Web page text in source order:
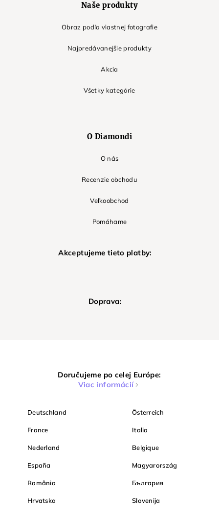
Naše produkty
Obraz podľa vlastnej fotografie
Najpredávanejšie produkty
Akcia
Všetky kategórie
O Diamondi
O nás
Recenzie obchodu
Veľkoobchod
Pomáhame
Akceptujeme tieto platby:
Doprava:
Doručujeme po celej Európe:
Viac informácií
Deutschland Österreich
France Italia
Nederland Belgique
España Magyarország
România България
Hrvatska Slovenija